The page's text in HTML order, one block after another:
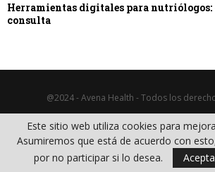
Herramientas digitales para
consulta
@2024 - Avena Health - Todos los
Artículos de Nutrición Patologías
Recursos
Suplementos alimenticios
Este sitio web utiliza cookies para
Asumiremos que está de acuerdo con
por no participar si lo desea.